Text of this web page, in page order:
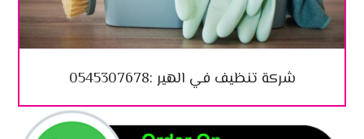
شركة تنظيف في الهير :0545307678